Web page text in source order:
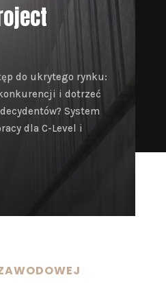
do ukrytego rynku:
i dotrzeć
System
dla C-Level i